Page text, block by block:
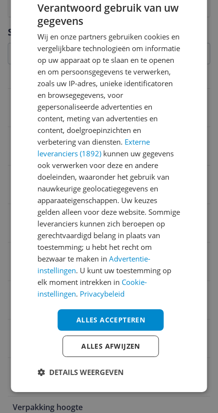
Specificaties
Overige kenmerken
Met afstandsbediening
Verpakkingsgewicht
Naam verantwoordelijke marktdeelnemer in de EU
Tronios B.V.
Verpakking breedte
Type input/output
Verpakking lengte
Verpakking hoogte
9
8
7
6
5
4
3
2
Verantwoord gebruik van uw
gegevens
Wij en onze partners gebruiken cookies en
vergelijkbare technologieën om informatie
op uw apparaat op te slaan en te openen
en om persoonsgegevens te verwerken,
zoals uw IP-adres, unieke identificatoren
en browsegegevens, voor
gepersonaliseerde advertenties en
content, meting van advertenties en
content, doelgroepinzichten en
verbetering van diensten. Externe
leveranciers (1892) kunnen uw gegevens
ook verwerken voor deze en andere
doeleinden, waaronder het gebruik van
nauwkeurige geolocatiegegevens en
apparaateigenschappen. Uw keuzes
gelden alleen voor deze website. Sommige
leveranciers kunnen zich beroepen op
gerechtvaardigd belang in plaats van
toestemming; u hebt het recht om
bezwaar te maken inAdvertentie-
instellingen. U kunt uw toestemming op
elk moment intrekken in Cookie-
instellingen. Privacybeleid
ALLES ACCEPTEREN
ALLES AFWIJZEN
DETAILS WEERGEVEN